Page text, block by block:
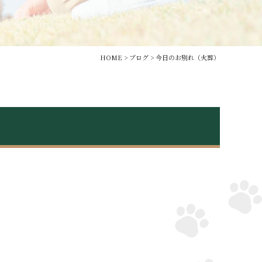
HOME > ブログ >今日のお別れ（火葬）